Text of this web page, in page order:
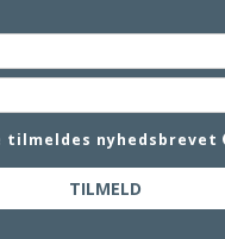
tilmeldes nyhedsbrevet
TILMELD